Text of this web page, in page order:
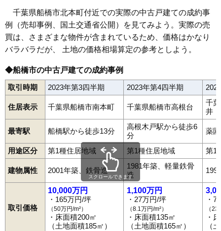
千葉県船橋市北本町付近での実際の中古戸建ての成約事
例（売却事例、国土交通省公開）を見てみよう。実際の売
買は、さまざまな物件が含まれているため、価格はかなり
バラバラだが、 土地の価格相場算定の参考としよう。
◆船橋市の中古戸建ての成約事例
取引時期 2023年第3四半期 2023年第4四半期
住居表示 千葉県船橋市南本町 千葉県船橋市高根台
千
井
最寄駅 船橋駅から徒歩13分
高根木戸駅から徒歩6
分
薬
用途区分 第1種住居地域 第1種住居地域 第1
建物属性 2001年築、鉄骨造
1981年築、軽量鉄骨
造
取引価格
10,000万円
・165万円/坪
（50万円/m²）
・床面積200㎡
（土地面積185㎡）
1,100万円
・27万円/坪
（8.1万円/m²）
・床面積135㎡
（土地面積165㎡）
・
（
・
（
スクロールできます